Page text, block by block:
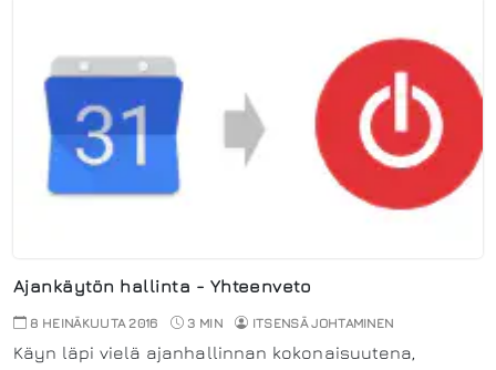
Ajankäytön hallinta - Yhteenveto
8 HEINÄKUUTA 2016 3 MIN ITSENSÄ JOHTAMINEN
Käyn läpi vielä ajanhallinnan kokonaisuutena,